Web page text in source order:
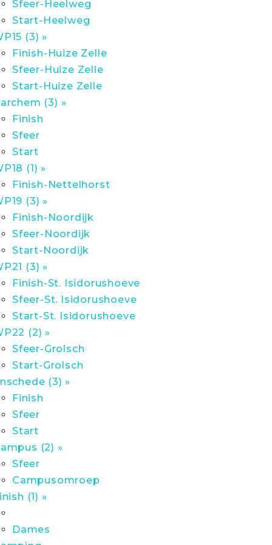
Sfeer-Heelweg
Start-Heelweg
(3) »
Finish-Huize Zelle
Sfeer-Huize Zelle
Start-Huize Zelle
(3) »
Finish
Sfeer
Start
(1) »
Finish-Nettelhorst
(3) »
Finish-Noordijk
Sfeer-Noordijk
Start-Noordijk
(3) »
Finish-St. Isidorushoeve
Sfeer-St. Isidorushoeve
Start-St. Isidorushoeve
(2) »
Sfeer-Grolsch
Start-Grolsch
(3) »
Finish
Sfeer
Start
(2) »
Sfeer
Campusomroep
(1) »
Dames